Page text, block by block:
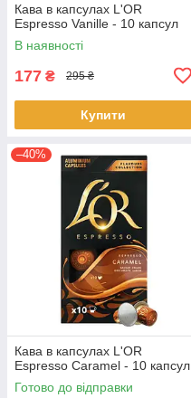
Кава в капсулах L'OR
Espresso Vanille - 10 капсул
В наявності
177 ₴ 295 ₴
Купити
–40%
Кава в капсулах L'OR
Espresso Caramel - 10 капсул
Готово до відправки